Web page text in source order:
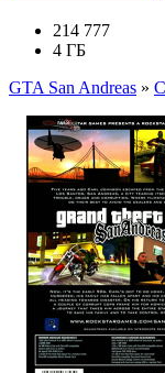
214 777
4 ГБ
GTA San Andreas »